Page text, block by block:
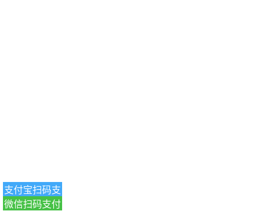
支付宝扫码支
付
微信扫码支付